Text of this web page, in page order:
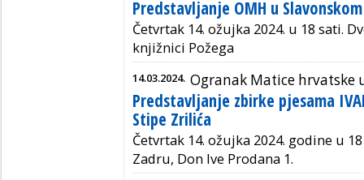
Predstavljanje OMH u
Četvrtak 14. ožujka 2024. u 18 sati.
knjižnici Požega
14.03.2024. Ogranak Matice hrvatske
Predstavljanje zbirke pjesama
Stipe Zrilića
Četvrtak 14. ožujka 2024. godine u
Zadru, Don Ive Prodana 1.